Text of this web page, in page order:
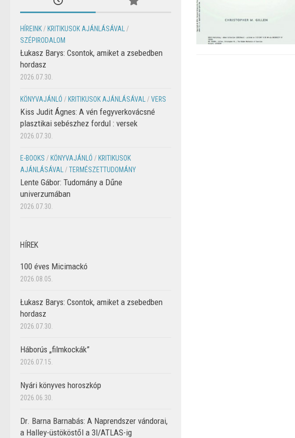
HÍREINK / KRITIKUSOK AJÁNLÁSÁVAL
/
SZÉPIRODALOM
Łukasz Barys: Csontok, amiket a zsebedben
hordasz
2026.07.30.
KÖNYVAJÁNLÓ / KRITIKUSOK AJÁNLÁSÁVAL /VERS
Kiss Judit Ágnes: A vén fegyverkovácsné
plasztikai sebészhez fordul : versek
2026.07.30.
E-BOOKS / KÖNYVAJÁNLÓ / KRITIKUSOK
AJÁNLÁSÁVAL
/TERMÉSZETTUDOMÁNY
Lente Gábor: Tudomány a Dűne
univerzumában
2026.07.30.
HÍREK
100 éves Micimackó
2026.08.05.
Łukasz Barys: Csontok, amiket a zsebedben
hordasz
2026.07.30.
Háborús „filmkockák”
2026.07.15.
Nyári könyves horoszkóp
2026.06.30.
Dr. Barna Barnabás: A Naprendszer vándorai,
a Halley-üstököstől a 3I/ATLAS-ig